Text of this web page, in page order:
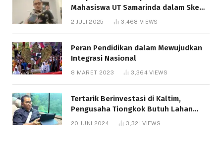
Mahasiswa UT Samarinda dalam Skema
Bantuan Pendidikan Gratispol
2 JULI 2025 3,468 VIEWS
Peran Pendidikan dalam Mewujudkan
Integrasi Nasional
8 MARET 2023 3,364VIEWS
Tertarik Berinvestasi di Kaltim,
Pengusaha Tiongkok Butuh Lahan
1.000 Hektare
20 JUNI 2024 3,321VIEWS